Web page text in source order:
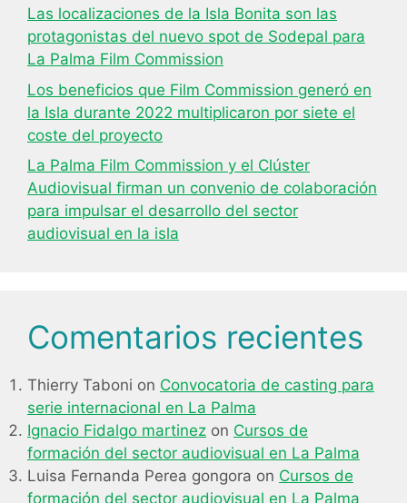
Las localizaciones de la Isla Bonita son las
protagonistas del nuevo spot de Sodepal para
La Palma Film Commission
Los beneficios que Film Commission generó en
la Isla durante 2022 multiplicaron por siete el
coste del proyecto
La Palma Film Commission y el Clúster
Audiovisual firman un convenio de colaboración
para impulsar el desarrollo del sector
audiovisual en la isla
Comentarios recientes
Thierry Taboni on Convocatoria de casting para
serie internacional en La Palma
Ignacio Fidalgo martinez on Cursos de
formación del sector audiovisual en La Palma
Luisa Fernanda Perea gongora on Cursos de
formación del sector audiovisual en La Palma